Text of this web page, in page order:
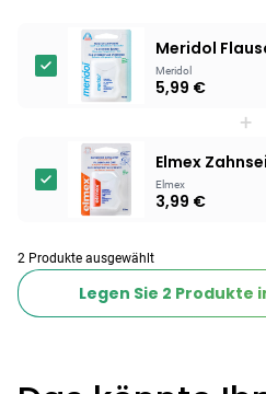
Products
BEAUTY & PFLEGE
Linola Forte
juckende,
oder zu
Schuppenflechte
12,28 € 16,37 € -
ARZNEIMITTEL & GESUNDHEIT
Vagisan
pH-Wert-
Stabilisierung
12,89 €
ARZNEIMITTEL & GESUNDHEIT
Hametum
Meridol
Meridol
5,99 €
+
Elmex
Elmex
3,99 €
2 Produkte ausgewählt
Legen Sie 2 Produkte